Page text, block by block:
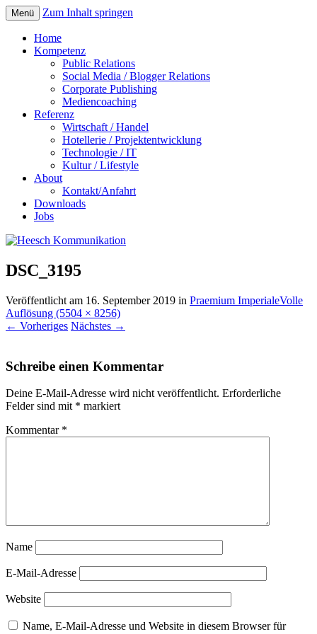
Menü Zum Inhalt springen
Home
Kompetenz
Public Relations
Social Media / Blogger Relations
Corporate Publishing
Mediencoaching
Referenz
Wirtschaft / Handel
Hotellerie / Projektentwicklung
Technologie / IT
Kultur / Lifestyle
About
Kontakt/Anfahrt
Downloads
Jobs
DSC_3195
Veröffentlicht am 16. September 2019 in Praemium ImperialeVolle
Auflösung (5504 × 8256)
← Vorheriges Nächstes →
Schreibe einen Kommentar
Deine E-Mail-Adresse wird nicht veröffentlicht. Erforderliche
Felder sind mit * markiert
Kommentar *
Name
E-Mail-Adresse
Website
Name, E-Mail-Adresse und Website in diesem Browser für